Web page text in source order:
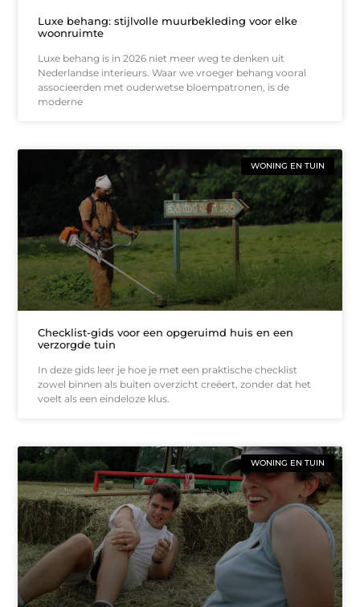
Luxe behang: stijlvolle muurbekleding voor elke
woonruimte
Luxe behang is in 2026 niet meer weg te denken uit
Nederlandse interieurs. Waar we vroeger behang vooral
associeerden met ouderwetse bloempatronen, is de
moderne
WONING EN TUIN
Checklist-gids voor een opgeruimd huis en een
verzorgde tuin
In deze gids leer je hoe je met een praktische checklist
zowel binnen als buiten overzicht creëert, zonder dat het
voelt als een eindeloze klus.
WONING EN TUIN